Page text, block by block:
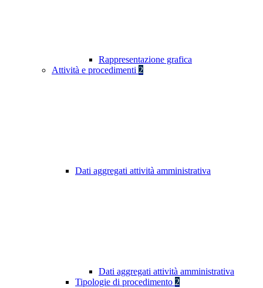
Rappresentazione grafica
Attività e procedimenti 2
Dati aggregati attività amministrativa
Dati aggregati attività amministrativa
Tipologie di procedimento 2